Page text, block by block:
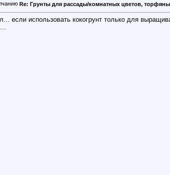
Re: Грунты для рассады/комнатных цветов,
если использовать кокогрунт только для